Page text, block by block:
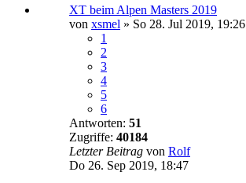
XT beim Alpen Masters 2019
von xsmel » So 28. Jul 2019, 19:26
1
2
3
4
5
6
Antworten: 51
Zugriffe: 40184
Letzter Beitrag von Rolf
Do 26. Sep 2019, 18:47